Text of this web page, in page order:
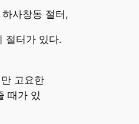
사창동 절터,
절터가 있다.
고요한
때가 있